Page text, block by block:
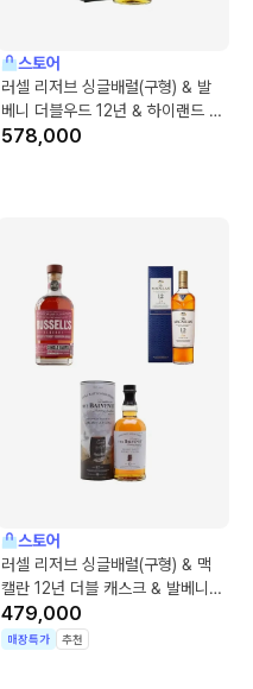
스토어
러셀 리저브 싱글배럴(구형) & 발
베니 더블우드 12년 & 하이랜드 파
크 CS 릴리즈 No.1
578,000
스토어
러셀 리저브 싱글배럴(구형) & 맥
캘란 12년 더블 캐스크 & 발베니
12년 아메리칸 오크
479,000
매장특가 추천